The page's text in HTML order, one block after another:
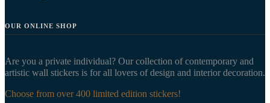
OUR ONLINE SHOP
Are you a private individual? Our collection of contemporary and
artistic wall stickers is for all lovers of design and interior decoration.
Choose from over 400 limited edition stickers!